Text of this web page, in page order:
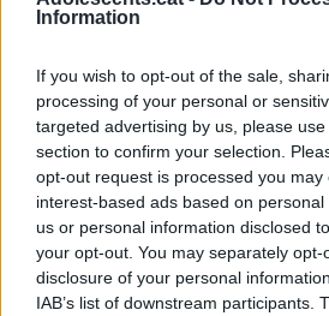
Information
If you wish to opt-out of the sale,
processing of your personal or
targeted advertising by us, please
section to confirm your selection.
opt-out request is processed you may
interest-based ads based on
us or personal information disclosed
your opt-out. You may separately
disclosure of your personal
IAB’s list of downstream participants.
Informàtica, Enginyeria,
del 81% dels titulats estan
al quart any de graduar-se. En
Humanitats, la taxa baixa fins
Socials, Periodisme i
del 70%.
Un cas curiós és el de la
any, vuit de cada deu titulats ja